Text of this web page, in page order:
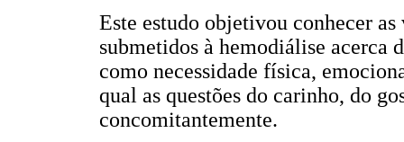
Este estudo objetivou conhecer
submetidos à hemodiálise acerca
como necessidade física,
qual as questões do carinho, do
concomitantemente.